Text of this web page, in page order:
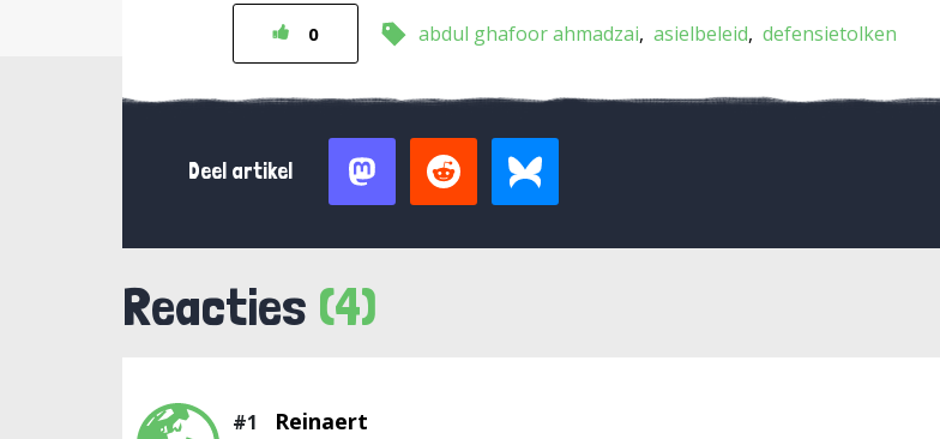
0 abdul ghafoor ahmadzai asielbeleid defensietolken
Deel artikel
Reacties (4)
#1 Reinaert